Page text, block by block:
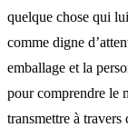
quelque chose qui
comme digne
emballage et la
pour comprendre le
transmettre à